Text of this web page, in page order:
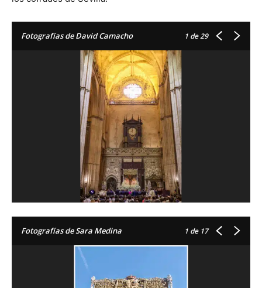
Fotografías de David Camacho 1 de 29
Fotografías de Sara Medina 1 de 17